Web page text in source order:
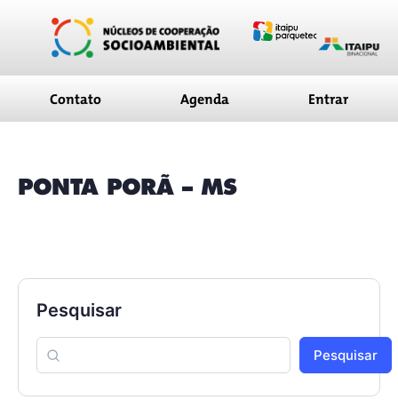
conteúdo
Contato Agenda Entrar
PONTA PORÃ – MS
Pesquisar
Pesquisar